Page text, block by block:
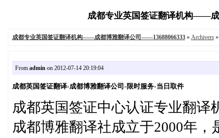
成都专业英国签证翻译机构——
成都专业英国签证翻译机构——成都博雅翻译公司——13688066333» Archivers
From adminon 2012-07-14 20:19:04
成都英国签证翻译-成都博雅翻译公司-限时服务-当日取件
成都英国签证中心认证专业翻译
成都博雅翻译社成立于2000年